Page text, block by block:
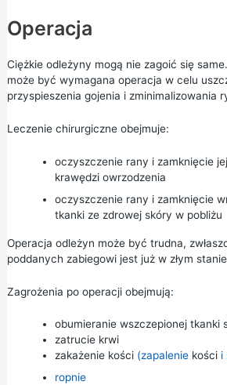
Operacja
Ciężkie odleżyny mogą nie zagoić się
może być wymagana operacja w celu
przyspieszenia gojenia i zminimalizowania
Leczenie chirurgiczne obejmuje:
oczyszczenie rany i zamknięcie
krawędzi owrzodzenia
oczyszczenie rany i zamknięcie
tkanki ze zdrowej skóry w pobliżu
Operacja odleżyn może być trudna,
poddanych zabiegowi jest już w złym
Zagrożenia po operacji obejmują:
obumieranie wszczepionej tkanki
zatrucie krwi
zakażenie kości (zapaleniekości i
ropnie